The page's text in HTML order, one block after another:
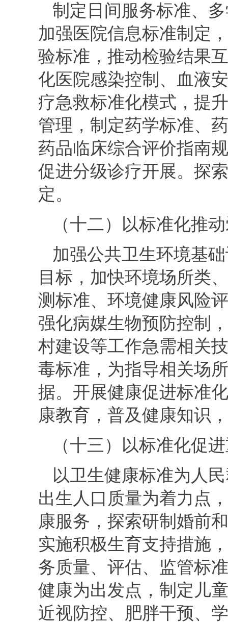
制定日间服务标准、
加强医院信息标准制定
验标准，推动检验结果
化医院感染控制、血液
疗急救标准化模式，提
管理，制定药学标准、
药品临床综合评价指南
促进分级诊疗开展。探
定。
（十二）以标准化推
加强公共卫生环境基
目标，加快环境场所类
测标准、环境健康风险
强化病媒生物预防控制
村建设等工作急需相关
毒标准，为指导相关场
据。开展健康促进标准
康教育，普及健康知识
（十三）以标准化促
以卫生健康标准为人
出生人口质量为着力点
康服务，探索研制婚前
实施积极生育支持措施
务质量、评估、监管标
健康为出发点，制定儿
近视防控、肥胖干预、